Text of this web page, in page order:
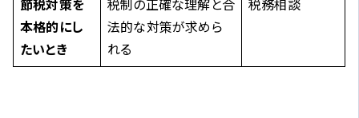
本格的にし
たいとき
法的な対策が求めら
れる